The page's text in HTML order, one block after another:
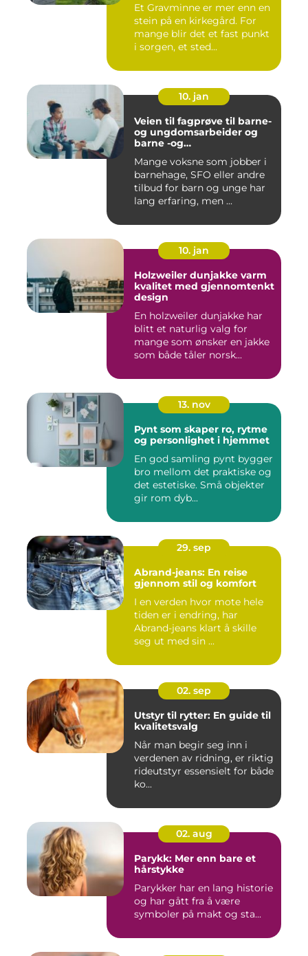
Et Gravminne er mer enn en
stein på en kirkegård. For
mange blir det et fast punkt
i sorgen, et sted...
10. jan
Veien til fagprøve til barne-
og ungdomsarbeider og
barne -og
Mange voksne som jobber i
barnehage, SFO eller andre
tilbud for barn og unge har
lang erfaring, men ...
10. jan
Holzweiler dunjakke varm
kvalitet med gjennomtenkt
design
En holzweiler dunjakke har
blitt et naturlig valg for
mange som ønsker en jakke
som både tåler norsk...
13. nov
Pynt som skaper ro, rytme
og personlighet i hjemmet
En god samling pynt bygger
bro mellom det praktiske og
det estetiske. Små objekter
gir rom dyb...
29. sep
Abrand-jeans: En reise
gjennom stil og komfort
I en verden hvor mote hele
tiden er i endring, har
Abrand-jeans klart å skille
seg ut med sin ...
02. sep
Utstyr til rytter: En guide til
kvalitetsvalg
Når man begir seg inn i
verdenen av ridning, er riktig
rideutstyr essensielt for både
ko...
02. aug
Parykk: Mer enn bare et
hårstykke
Parykker har en lang historie
og har gått fra å være
symboler på makt og sta...